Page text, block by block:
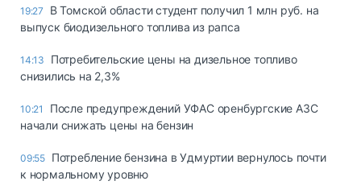
19:27
В Томской области студент получил 1 млн руб. на
выпуск биодизельного топлива из рапса
14:13
Потребительские цены на дизельное топливо
снизились на 2,3%
10:21
После предупреждений УФАС оренбургские АЗС
начали снижать цены на бензин
09:55 Потребление бензина в Удмуртии вернулось почти
к нормальному уровню